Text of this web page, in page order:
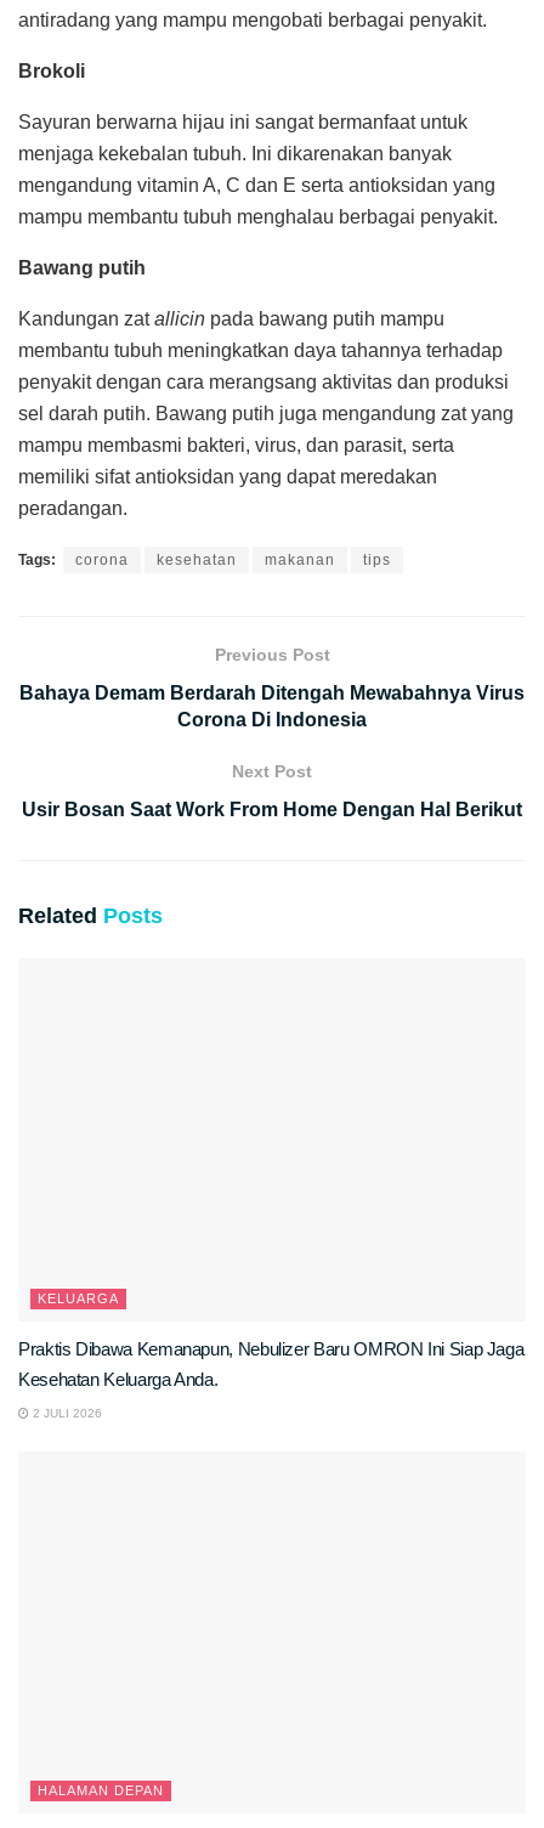
antiradang yang mampu mengobati berbagai penyakit.
Brokoli
Sayuran berwarna hijau ini sangat bermanfaat untuk
menjaga kekebalan tubuh. Ini dikarenakan banyak
mengandung vitamin A, C dan E serta antioksidan yang
mampu membantu tubuh menghalau berbagai penyakit.
Bawang putih
Kandungan zatallicin pada bawang putih mampu
membantu tubuh meningkatkan daya tahannya terhadap
penyakit dengan cara merangsang aktivitas dan produksi
sel darah putih. Bawang putih juga mengandung zat yang
mampu membasmi bakteri, virus, dan parasit, serta
memiliki sifat antioksidan yang dapat meredakan
peradangan.
Tags: corona kesehatan makanan tips
Previous Post
Bahaya Demam Berdarah Ditengah Mewabahnya Virus
Corona Di Indonesia
Next Post
Usir Bosan Saat Work From Home Dengan Hal Berikut
Related Posts
KELUARGA
Praktis Dibawa Kemanapun, Nebulizer Baru OMRON Ini Siap Jaga
Kesehatan Keluarga Anda.
2 JULI 2026
HALAMAN DEPAN